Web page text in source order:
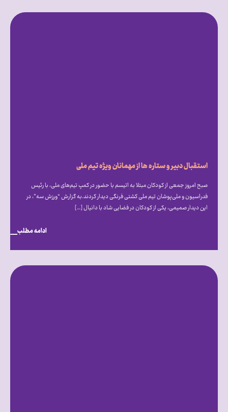
استقبال دبیر و ستاره ها از مهمانان ویژه تیم ملی
صبح امروز جمعی از کودکان مبتلا به اتیسم با حضور در کمپ تیم‌های ملی، با رئیس
فدراسیون و ملی‌پوشان تیم ملی کشتی فرنگی دیدار کردند.به گزارش “ورزش سه”، در
این دیدار صمیمی، یکی از کودکان در فضایی شاد با دانیال […]
ادامه مطلب